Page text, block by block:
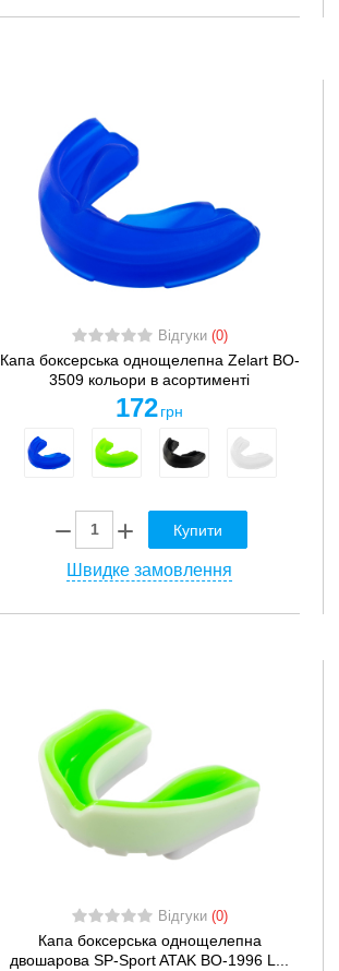
Відгуки (0)
Капа боксерська однощелепна Zelart BO-
3509 кольори в асортименті
172 грн
Купити
Швидке замовлення
Відгуки (0)
Капа боксерська однощелепна
двошарова SP-Sport ATAK BO-1996 L...